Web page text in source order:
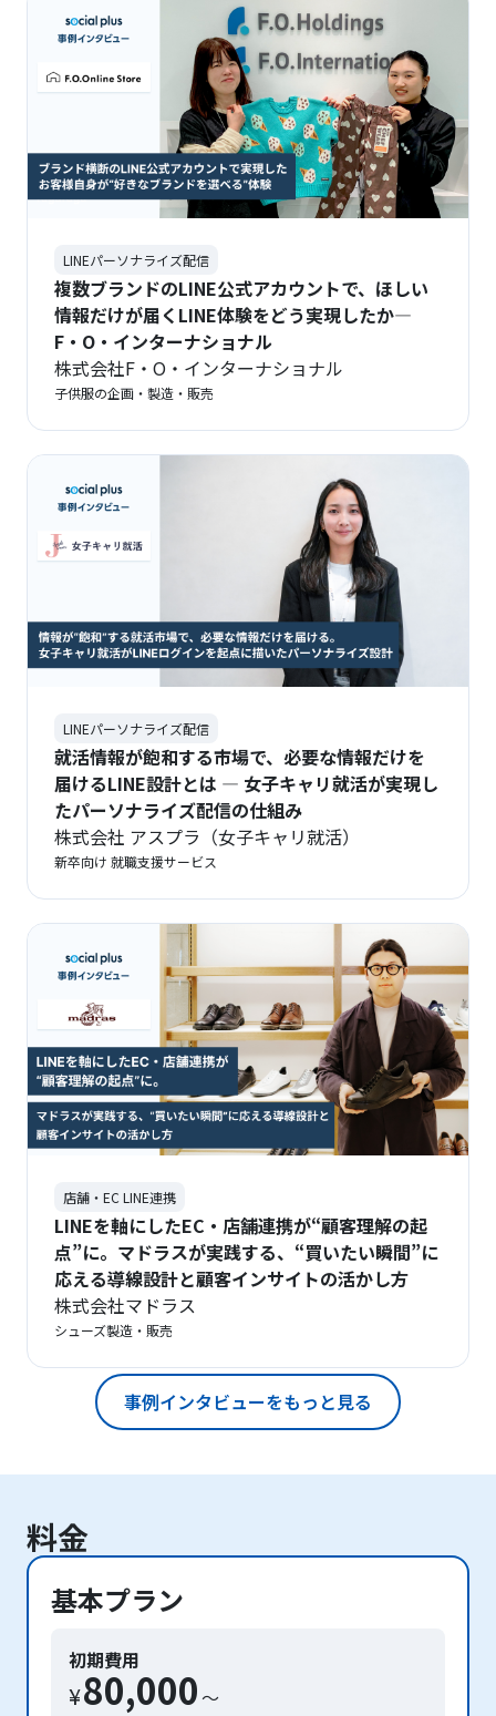
LINEパーソナライズ配信
複数ブランドのLINE公式アカウントで、ほしい
情報だけが届くLINE体験をどう実現したか―
F・O・インターナショナル
株式会社F・O・インターナショナル
子供服の企画・製造・販売
LINEパーソナライズ配信
就活情報が飽和する市場で、必要な情報だけを
届けるLINE設計とは ― 女子キャリ就活が実現し
たパーソナライズ配信の仕組み
‍株式会社 アスプラ（女子キャリ就活）
新卒向け 就職支援サービス
店舗・EC LINE連携
LINEを軸にしたEC・店舗連携が“顧客理解の起
点”に。マドラスが実践する、“買いたい瞬間”に
応える導線設計と顧客インサイトの活かし方
株式会社マドラス
シューズ製造・販売
事例インタビューをもっと見る
料金
基本プラン
初期費用
¥80,000 〜